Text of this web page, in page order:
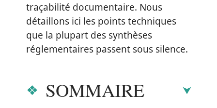
traçabilité documentaire. Nous
détaillons ici les points techniques
que la plupart des synthèses
réglementaires passent sous silence.
SOMMAIRE